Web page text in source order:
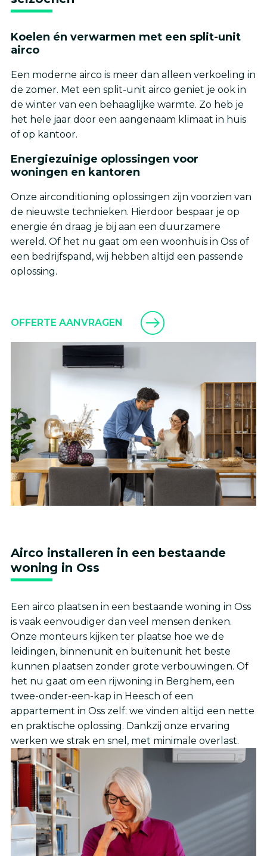
Koelen én verwarmen met een split-unit
airco
Een moderne airco is meer dan alleen verkoeling in
de zomer. Met een split-unit airco geniet je ook in
de winter van een behaaglijke warmte. Zo heb je
het hele jaar door een aangenaam klimaat in huis
of op kantoor.
Energiezuinige oplossingen voor
woningen en kantoren
Onze airconditioning oplossingen zijn voorzien van
de nieuwste technieken. Hierdoor bespaar je op
energie én draag je bij aan een duurzamere
wereld. Of het nu gaat om een woonhuis in Oss of
een bedrijfspand, wij hebben altijd een passende
oplossing.
OFFERTE AANVRAGEN
Airco installeren in een bestaande
woning in Oss
Een airco plaatsen in een bestaande woning in Oss
is vaak eenvoudiger dan veel mensen denken.
Onze monteurs kijken ter plaatse hoe we de
leidingen, binnenunit en buitenunit het beste
kunnen plaatsen zonder grote verbouwingen. Of
het nu gaat om een rijwoning in Berghem, een
twee-onder-een-kap in Heesch of een
appartement in Oss zelf: we vinden altijd een nette
en praktische oplossing. Dankzij onze ervaring
werken we strak en snel, met minimale overlast.